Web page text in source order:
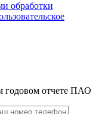
обработки
годовом отчете ПАО